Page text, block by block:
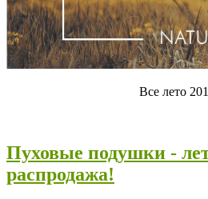
Все лето
Пуховые подушки -
распродажа!